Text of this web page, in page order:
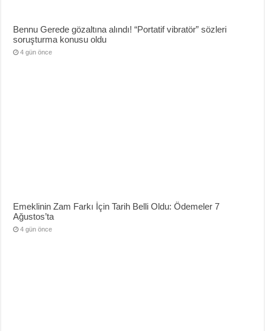
Bennu Gerede gözaltına alındı! “Portatif vibratör” sözleri
soruşturma konusu oldu
4 gün önce
Emeklinin Zam Farkı İçin Tarih Belli Oldu: Ödemeler 7
Ağustos’ta
4 gün önce